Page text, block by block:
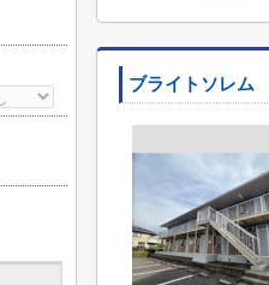
ブライトソレム